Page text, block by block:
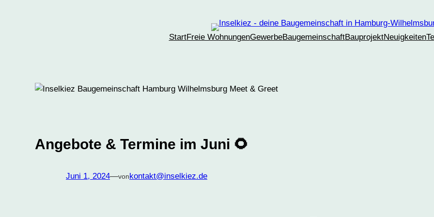
StartFreie WohnungenGewerbeBaugemeinschaftBauprojektNeuigkeiten
Angebote & Termine im Juni 🌻
Juni 1, 2024—vonkontakt@inselkiez.de